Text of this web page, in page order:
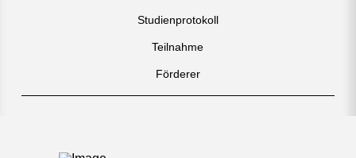
Studienprotokoll
Teilnahme
Förderer